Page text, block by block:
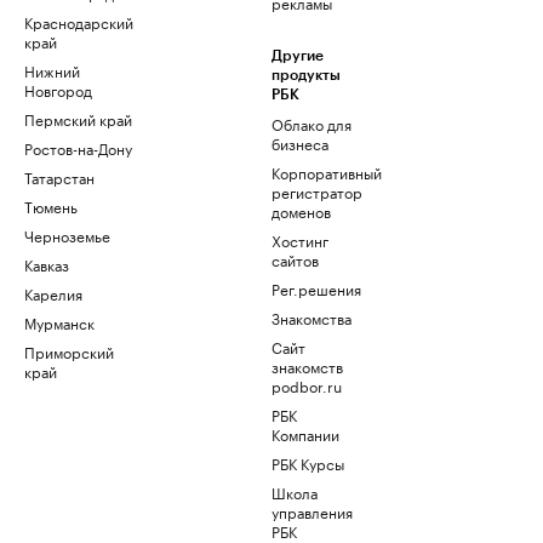
Краснодарский
край
Нижний
Новгород
Пермский край
Ростов-на-Дону
Татарстан
Тюмень
Черноземье
Кавказ
Карелия
Мурманск
Приморский
край
Другие
продукты
РБК
Облако для
бизнеса
Корпоративный
регистратор
доменов
Хостинг
сайтов
Рег.решения
Знакомства
Сайт
знакомств
podbor.ru
РБК
Компании
РБК Курсы
Школа
управления
РБК